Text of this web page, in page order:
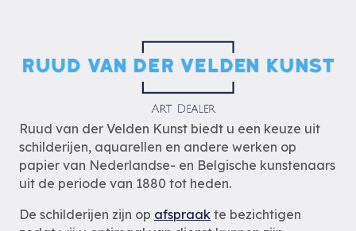
Ruud van der Velden Kunst biedt u een keuze uit
schilderijen, aquarellen en andere werken op
papier van Nederlandse- en Belgische kunstenaars
uit de periode van 1880 tot heden.
De schilderijen zijn op afspraak te bezichtigen